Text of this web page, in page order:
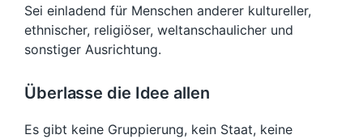
Sei einladend für Menschen anderer kultureller,
ethnischer, religiöser, weltanschaulicher und
sonstiger Ausrichtung.
Überlasse die Idee allen
Es gibt keine Gruppierung, kein Staat, keine